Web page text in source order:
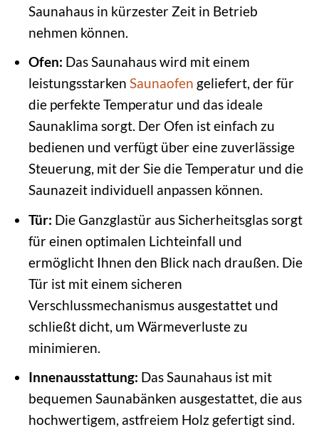
Saunahaus in kürzester Zeit in Betrieb
nehmen können.
Ofen: Das Saunahaus wird mit einem
leistungsstarken Saunaofen geliefert, der für
die perfekte Temperatur und das ideale
Saunaklima sorgt. Der Ofen ist einfach zu
bedienen und verfügt über eine zuverlässige
Steuerung, mit der Sie die Temperatur und die
Saunazeit individuell anpassen können.
Tür: Die Ganzglastür aus Sicherheitsglas sorgt
für einen optimalen Lichteinfall und
ermöglicht Ihnen den Blick nach draußen. Die
Tür ist mit einem sicheren
Verschlussmechanismus ausgestattet und
schließt dicht, um Wärmeverluste zu
minimieren.
Innenausstattung: Das Saunahaus ist mit
bequemen Saunabänken ausgestattet, die aus
hochwertigem, astfreiem Holz gefertigt sind.